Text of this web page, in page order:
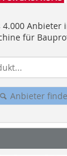
Anbieter
für
Anbieter